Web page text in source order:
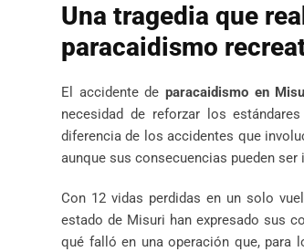
Una tragedia que
paracaidismo
El accidente deparacaidismo en
necesidad de reforzar los
diferencia de los accidentes que
aunque sus consecuencias pueden ser
Con 12 vidas perdidas en un solo
estado de Misuri han expresado sus
qué falló en una operación que, para